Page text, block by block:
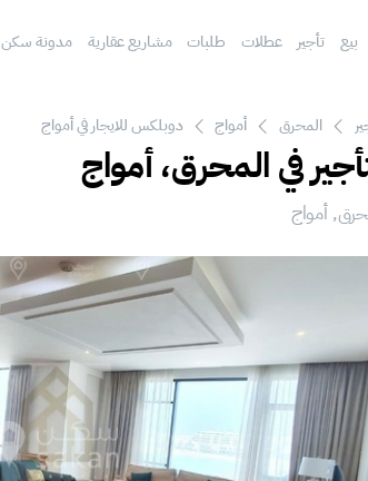
بيع تأجير عطلات طلبات مشاريع عقارية مدونة سكن
المحرق أمواج دوبلكس للايجار في أمواج
في المحرق، أمواج
أمواج